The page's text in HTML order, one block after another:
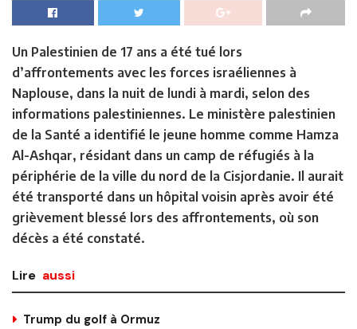
Un Palestinien de 17 ans a été tué lors
d’affrontements avec les forces israéliennes à
Naplouse, dans la nuit de lundi à mardi, selon des
informations palestiniennes. Le ministère palestinien
de la Santé a identifié le jeune homme comme Hamza
Al-Ashqar, résidant dans un camp de réfugiés à la
périphérie de la ville du nord de la Cisjordanie. Il aurait
été transporté dans un hôpital voisin après avoir été
grièvement blessé lors des affrontements, où son
décès a été constaté.
Lire aussi
Trump du golf à Ormuz